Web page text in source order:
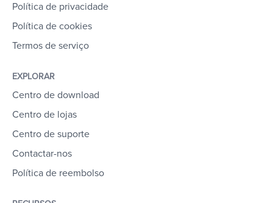
Política de privacidade
Política de cookies
Termos de serviço
EXPLORAR
Centro de download
Centro de lojas
Centro de suporte
Contactar-nos
Política de reembolso